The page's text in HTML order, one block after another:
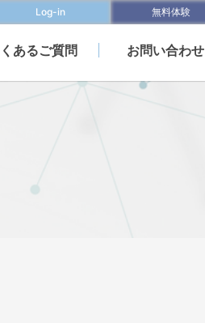
Log-in 無料体験
あるご質問 お問い合わせ